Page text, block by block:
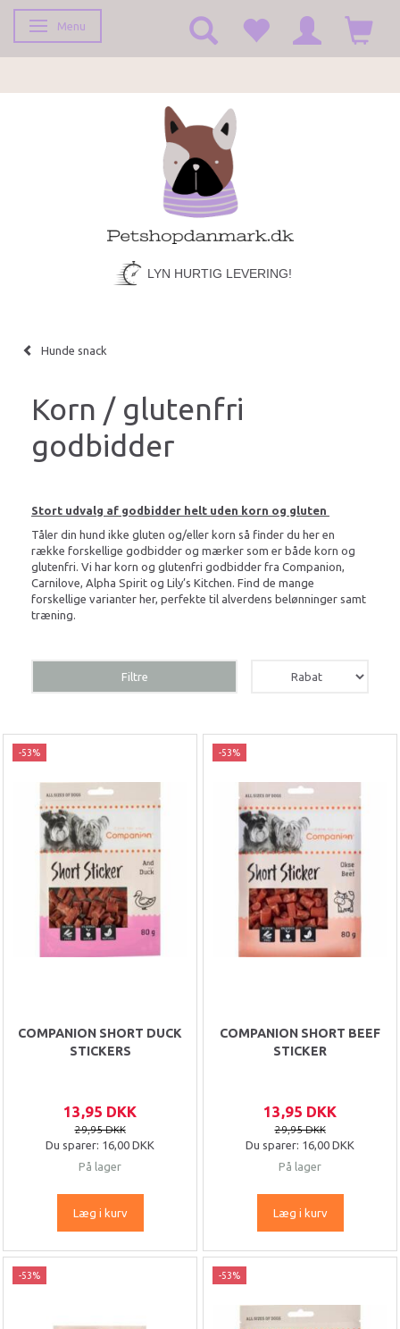
Skifte navigation
Menu
FRAGT KUN 39,-
Hunde snack
Korn / glutenfri
godbidder
Stort udvalg af godbidder helt uden korn og gluten
Tåler din hund ikke gluten og/eller korn så finder du her en
række forskellige godbidder og mærker som er både korn og
glutenfri. Vi har korn og glutenfri godbidder fra Companion,
Carnilove, Alpha Spirit og Lily’s Kitchen. Find de mange
forskellige varianter her, perfekte til alverdens belønninger samt
træning.
Filtre
-53%
COMPANION SHORT DUCK
STICKERS
13,95 DKK
29,95 DKK
Du sparer: 16,00 DKK
På lager
Læg i kurv
-53%
COMPANION SHORT BEEF
STICKER
13,95 DKK
29,95 DKK
Du sparer: 16,00 DKK
På lager
Læg i kurv
-53% -53%